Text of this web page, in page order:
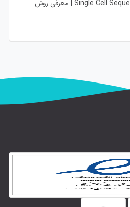
تحولی در Single Cell Sequencing | معرفی روش